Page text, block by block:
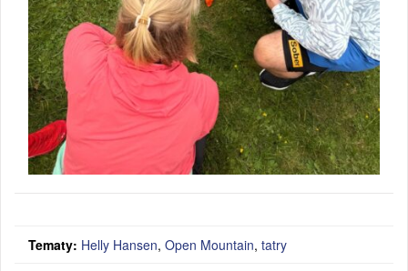
Tematy: Helly Hansen, Open Mountain, tatry